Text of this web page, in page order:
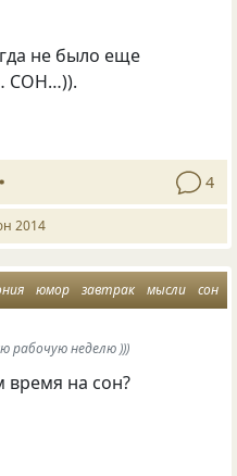
не было еще
СОН…)).
4
2014
юмор завтрак мысли сон
рабочую неделю )))
время на сон?